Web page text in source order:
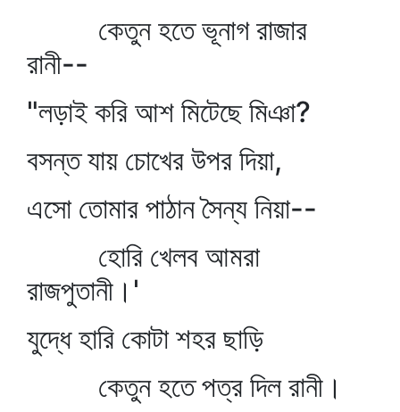
কেতুন হতে ভূনাগ রাজার
রানী--
"লড়াই করি আশ মিটেছে মিঞা?
বসন্ত যায় চোখের উপর দিয়া,
এসো তোমার পাঠান সৈন্য নিয়া--
হোরি খেলব আমরা
রাজপুতানী।'
যুদ্ধে হারি কোটা শহর ছাড়ি
কেতুন হতে পত্র দিল রানী।